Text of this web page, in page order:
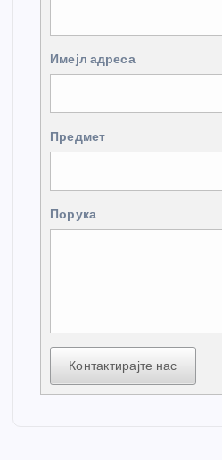
Имејл адреса
Предмет
Порука
Контактирајте нас